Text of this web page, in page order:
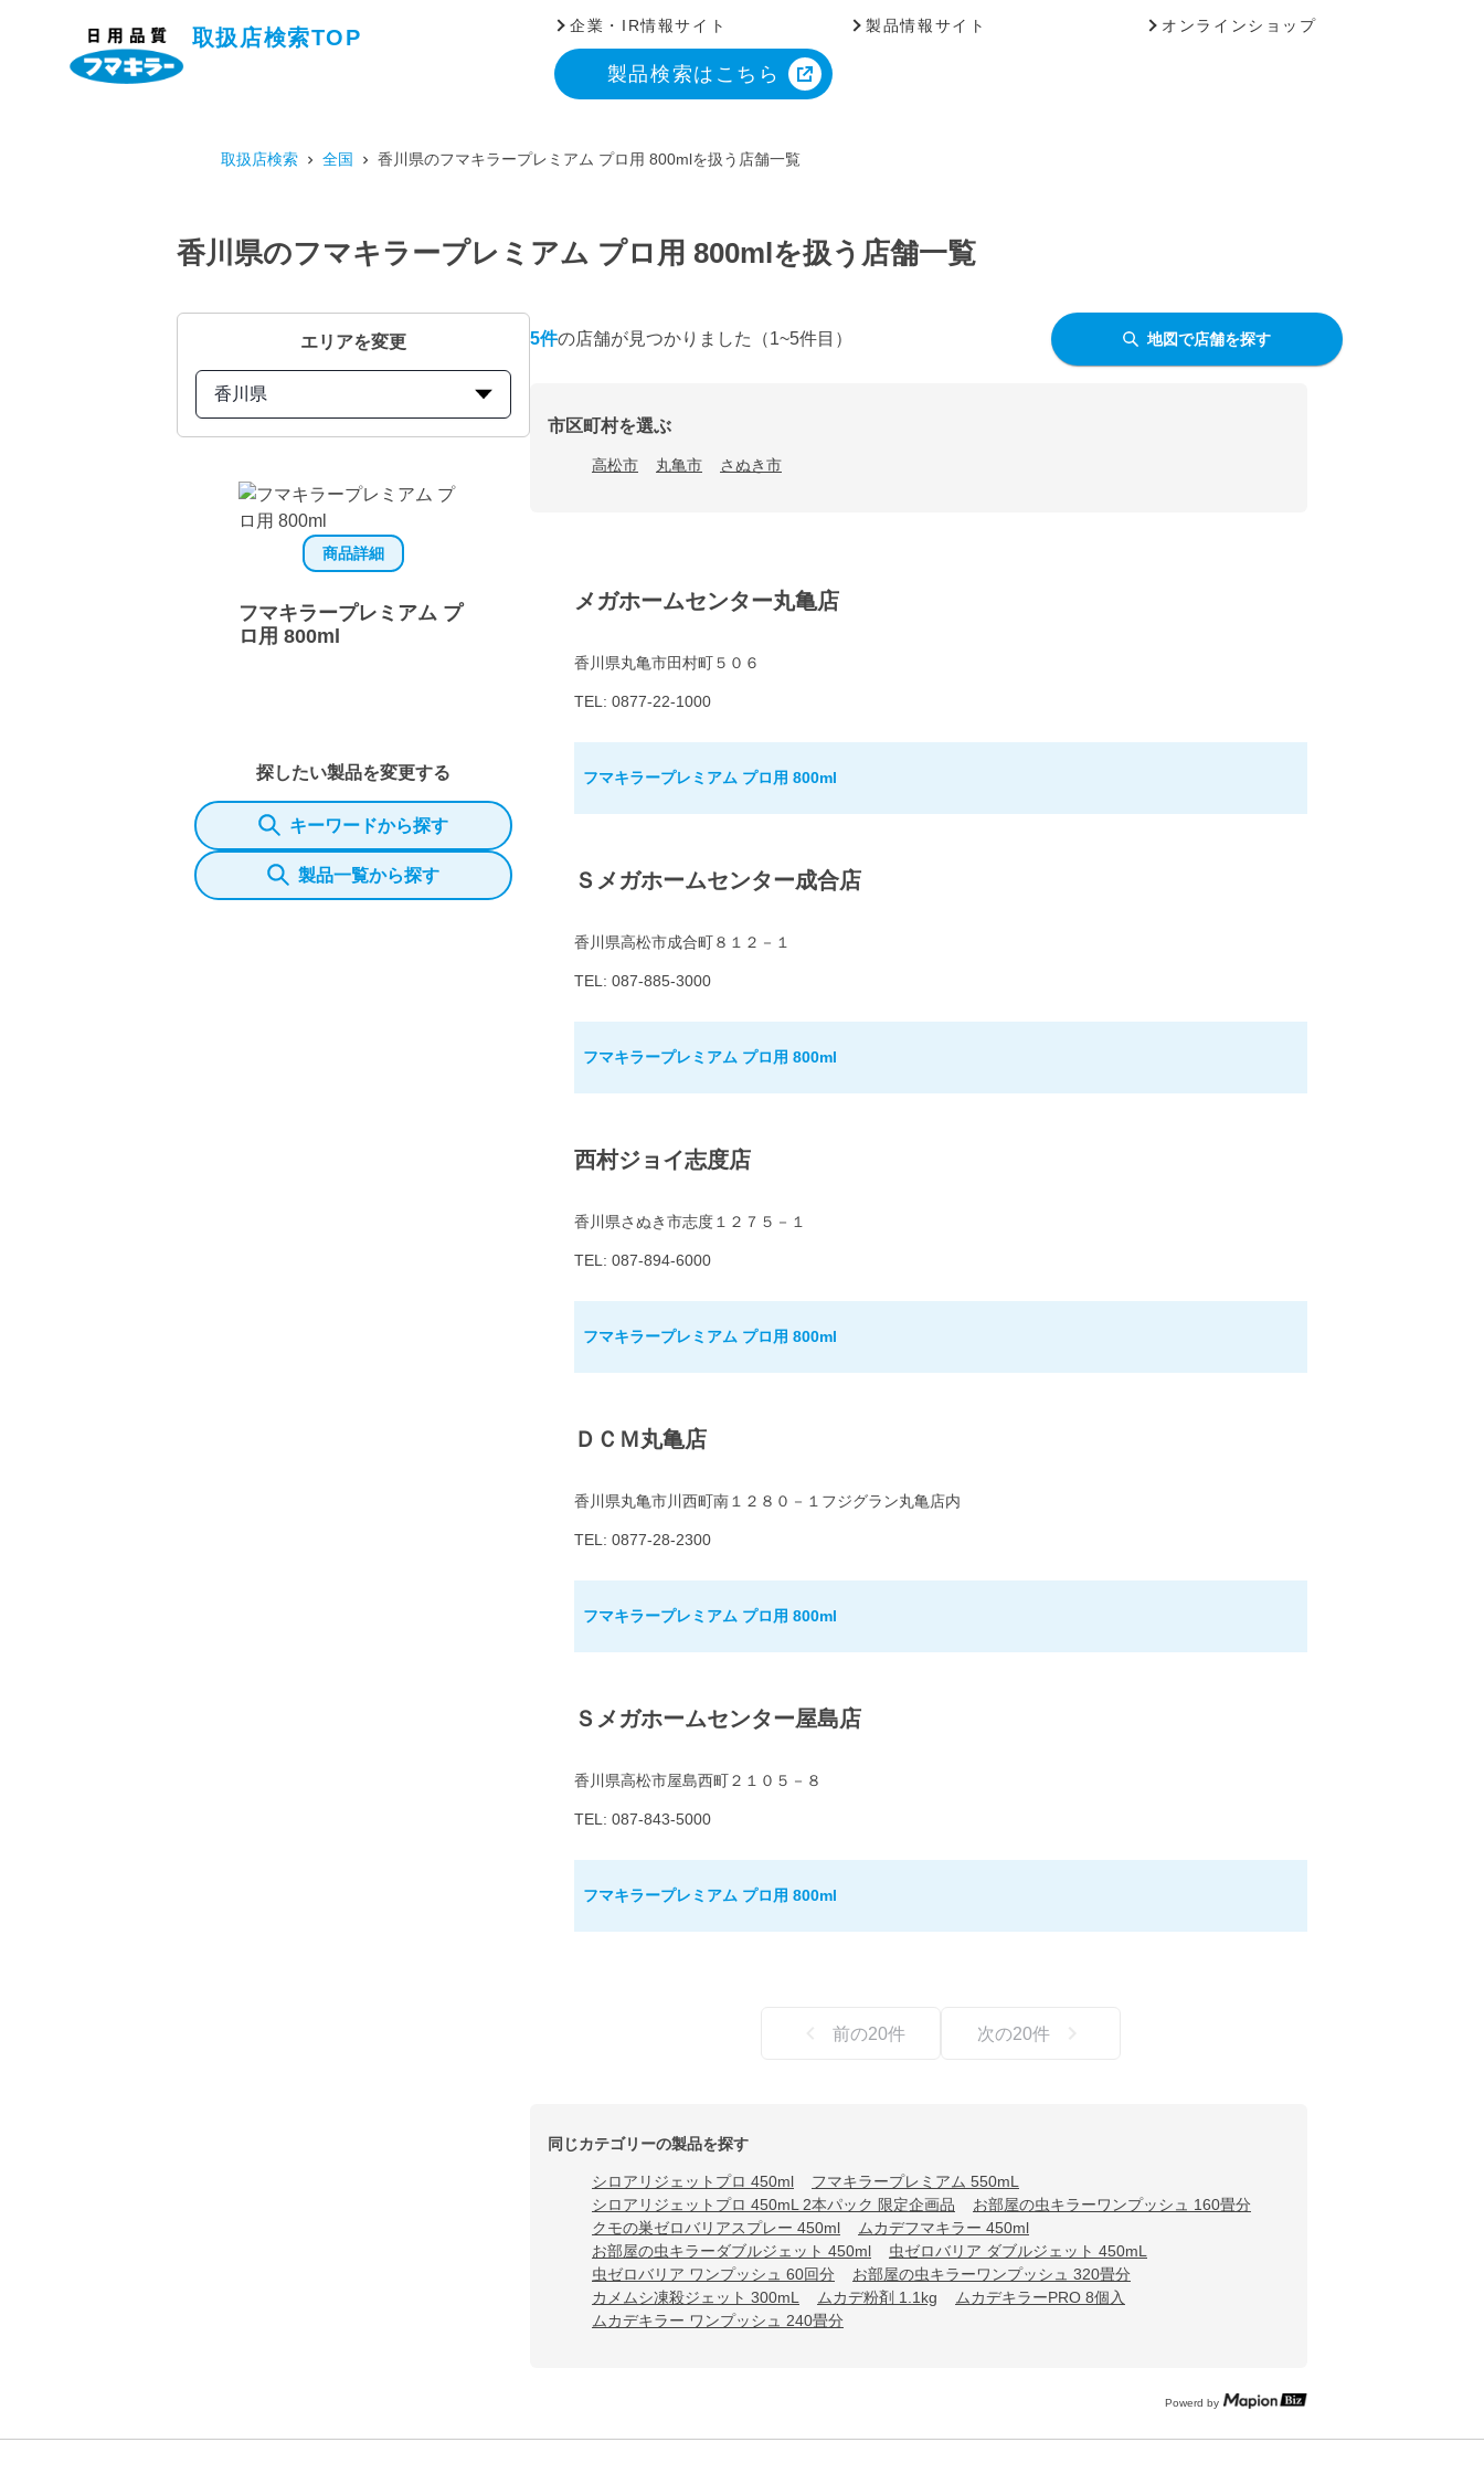
取扱店検索TOP
企業・IR情報サイト 製品情報サイト オンラインショップ
製品検索はこちら
取扱店検索 全国 香川県のフマキラープレミアム プロ用 800mlを扱う店舗一覧
香川県のフマキラープレミアム プロ用 800mlを扱う店舗一覧
エリアを変更
香川県
商品詳細
フマキラープレミアム プ
ロ用 800ml
探したい製品を変更する
キーワードから探す
製品一覧から探す
5件の店舗が見つかりました （1~5件目） 地図で店舗を探す
市区町村を選ぶ
高松市 丸亀市 さぬき市
メガホームセンター丸亀店
香川県丸亀市田村町５０６
TEL: 0877-22-1000
フマキラープレミアム プロ用 800ml
Ｓメガホームセンター成合店
香川県高松市成合町８１２－１
TEL: 087-885-3000
フマキラープレミアム プロ用 800ml
西村ジョイ志度店
香川県さぬき市志度１２７５－１
TEL: 087-894-6000
フマキラープレミアム プロ用 800ml
ＤＣＭ丸亀店
香川県丸亀市川西町南１２８０－１フジグラン丸亀店内
TEL: 0877-28-2300
フマキラープレミアム プロ用 800ml
Ｓメガホームセンター屋島店
香川県高松市屋島西町２１０５－８
TEL: 087-843-5000
フマキラープレミアム プロ用 800ml
前の20件 次の20件
同じカテゴリーの製品を探す
シロアリジェットプロ 450ml
フマキラープレミアム 550mL
シロアリジェットプロ 450mL 2本パック 限定企画品
お部屋の虫キラーワンプッシュ 160畳分
クモの巣ゼロバリアスプレー 450ml
ムカデフマキラー 450ml
お部屋の虫キラーダブルジェット 450ml
虫ゼロバリア ダブルジェット 450mL
虫ゼロバリア ワンプッシュ 60回分
お部屋の虫キラーワンプッシュ 320畳分
カメムシ凍殺ジェット 300mL
ムカデ粉剤 1.1kg
ムカデキラーPRO 8個入
ムカデキラー ワンプッシュ 240畳分
Powerd by